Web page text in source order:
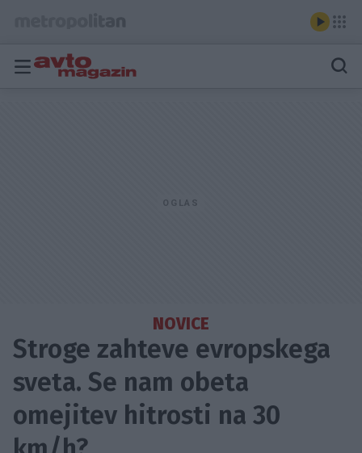
NOVICE
Stroge zahteve evropskega
sveta. Se nam obeta
omejitev hitrosti na 30